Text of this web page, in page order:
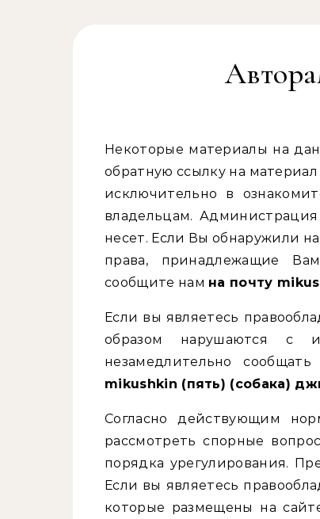
Некоторые материалы на данном сайте взяты из открытых источников. Они имеют
обратную ссылку на
исключительно в
владельцам.
несет. Если Вы обнаружили
права, принадлежащие
сообщите нам на почту
Если вы являетесь
образом нарушаются с
незамедлительно
mikushkin (пять) (собака)
Согласно действующим
рассмотреть спорные
порядка урегулирования.
Если вы являетесь
которые размещены на